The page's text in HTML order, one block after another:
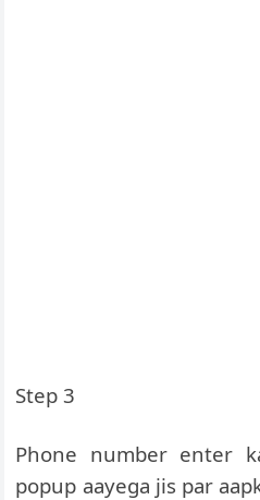
Step 3
Phone number enter
popup aayega jis par